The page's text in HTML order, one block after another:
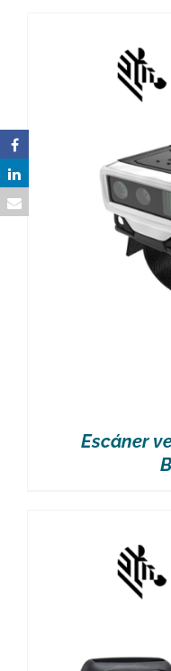
Escáner